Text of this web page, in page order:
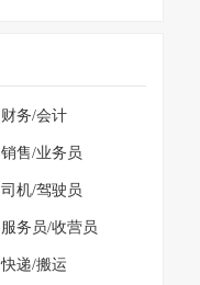
财务/会计
销售/业务员
司机/驾驶员
服务员/收营员
快递/搬运